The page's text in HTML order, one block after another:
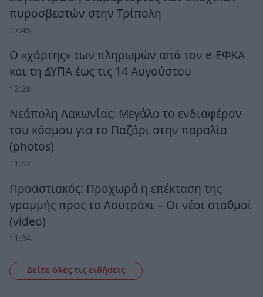
πυροσβεστών στην Τρίπολη
17:45
Ο «χάρτης» των πληρωμών από τον e-ΕΦΚΑ
και τη ΔΥΠΑ έως τις 14 Αυγούστου
12:28
Νεάπολη Λακωνίας: Μεγάλο το ενδιαφέρον
του κόσμου για το Παζάρι στην παραλία
(photos)
11:52
Προαστιακός: Προχωρά η επέκταση της
γραμμής προς το Λουτράκι – Οι νέοι σταθμοί
(video)
11:34
Δείτε όλες τις ειδήσεις